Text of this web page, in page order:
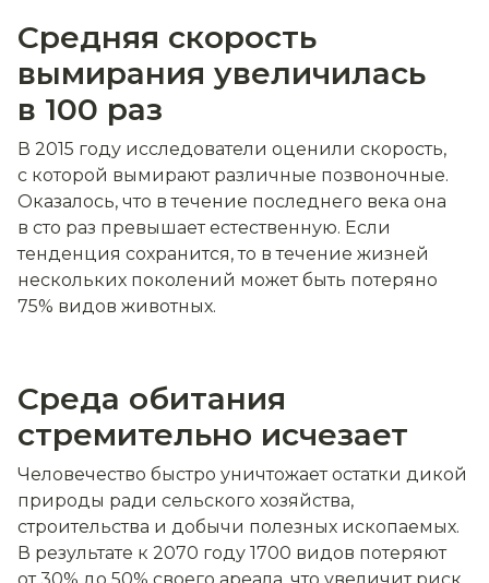
Средняя скорость
вымирания увеличилась
в 100 раз
В 2015 году исследователи оценили скорость,
с которой вымирают различные позвоночные.
Оказалось, что в течение последнего века она
в сто раз превышает естественную. Если
тенденция сохранится, то в течение жизней
нескольких поколений может быть потеряно
75% видов животных.
Среда обитания
стремительно исчезает
Человечество быстро уничтожает остатки дикой
природы ради сельского хозяйства,
строительства и добычи полезных ископаемых.
В результате к 2070 году 1700 видов потеряют